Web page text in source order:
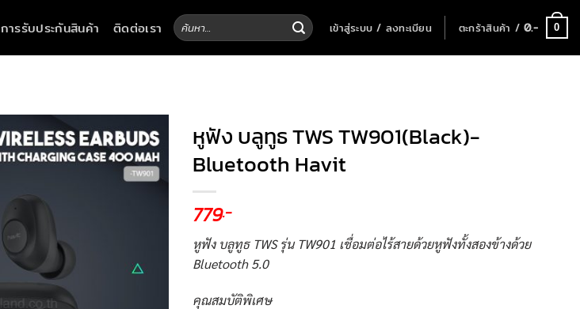
การรับประกันสินค้า ติดต่อเรา ค้นหา: เข้าสู่ระบบ / ลงทะเบียน ตะกร้าสินค้า /0.- 0
หูฟัง บลูทูธ TWS TW901(Black)-
Bluetooth Havit
779.-
หูฟัง บลูทูธ TWS รุ่น TW901 เชื่อมต่อไร้สายด้วยหูฟังทั้งสองข้างด้วย
Bluetooth 5.0
คุณสมบัติพิเศษ